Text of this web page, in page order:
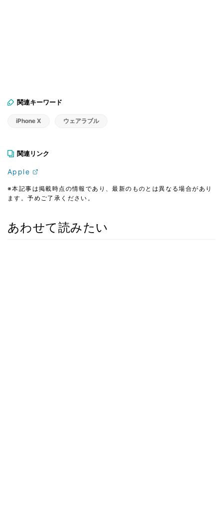
関連キーワード
iPhone X ウェアラブル
関連リンク
Apple
※本記事は掲載時点の情報であり、最新のものとは異なる場合があり
ます。予めご了承ください。
あわせて読みたい